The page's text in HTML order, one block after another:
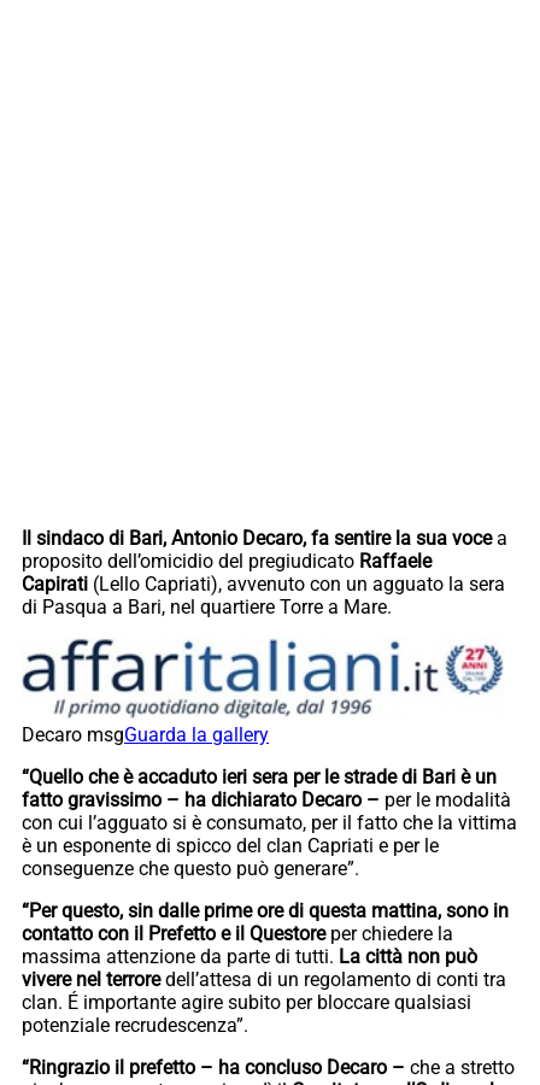
Il sindaco di Bari, Antonio Decaro, fa sentire la sua vocea
proposito dell’omicidio del pregiudicato Raffaele
Capirati (Lello Capriati), avvenuto con un agguato la sera
di Pasqua a Bari, nel quartiere Torre a Mare.
Decaro msgGuarda la gallery
“Quello che è accaduto ieri sera per le strade di Bari è un
fatto gravissimo – ha dichiarato Decaro – per le modalità
con cui l’agguato si è consumato, per il fatto che la vittima
è un esponente di spicco del clan Capriati e per le
conseguenze che questo può generare”.
“Per questo, sin dalle prime ore di questa mattina, sono in
contatto con il Prefetto e il Questore per chiedere la
massima attenzione da parte di tutti. La città non può
vivere nel terroredell’attesa di un regolamento di conti tra
clan. É importante agire subito per bloccare qualsiasi
potenziale recrudescenza”.
“Ringrazio il prefetto – ha concluso Decaro – che a stretto